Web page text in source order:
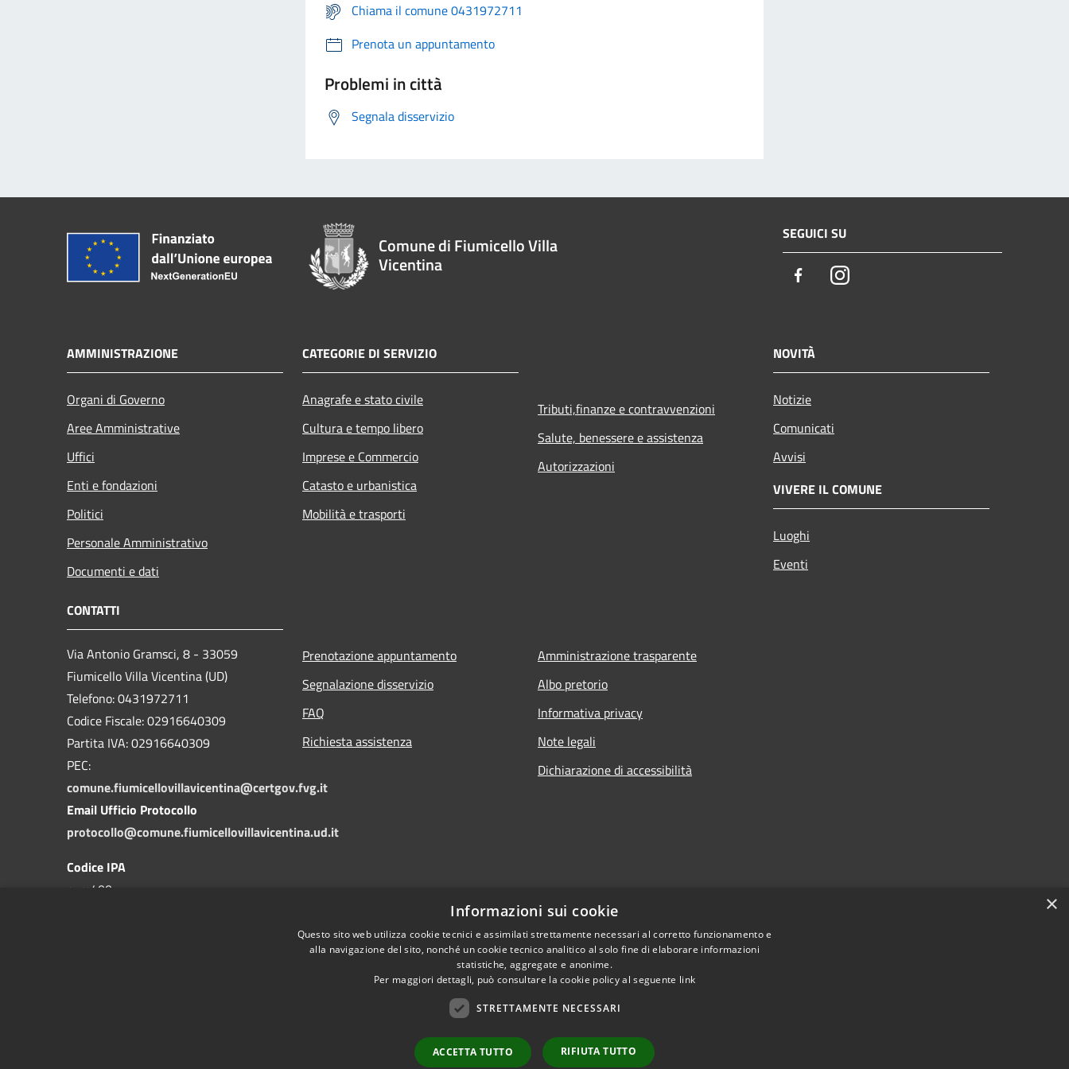
Chiama il comune 0431972711
Prenota un appuntamento
Problemi in città
Segnala disservizio
Comune di Fiumicello Villa
Vicentina
SEGUICI SU
FacebookInstagram
AMMINISTRAZIONE
Organi di Governo
Aree Amministrative
Uffici
Enti e fondazioni
Politici
Personale Amministrativo
Documenti e dati
CATEGORIE DI SERVIZIO
Anagrafe e stato civile
Cultura e tempo libero
Imprese e Commercio
Catasto e urbanistica
Mobilità e trasporti
Tributi,finanze e contravvenzioni
Salute, benessere e assistenza
Autorizzazioni
NOVITÀ
Notizie
Comunicati
Avvisi
VIVERE IL COMUNE
Luoghi
Eventi
CONTATTI
Via Antonio Gramsci, 8 - 33059
Fiumicello Villa Vicentina (UD)
Telefono: 0431972711
Codice Fiscale: 02916640309
Partita IVA: 02916640309
PEC:
comune.fiumicellovillavicentina@certgov.fvg.it
Email Ufficio Protocollo
protocollo@comune.fiumicellovillavicentina.ud.it
Codice IPA
c_m400
Prenotazione appuntamento
Segnalazione disservizio
FAQ
Richiesta assistenza
Amministrazione trasparente
Albo pretorio
Informativa privacy
Note legali
Dichiarazione di accessibilità
×
Informazioni sui cookie
Questo sito web utilizza cookie tecnici e assimilati strettamente necessari al corretto funzionamento e
alla navigazione del sito, nonché un cookie tecnico analitico al solo fine di elaborare informazioni
statistiche, aggregate e anonime.
Per maggiori dettagli, può consultare la cookie policy al seguente link
STRETTAMENTE NECESSARI
ACCETTA TUTTO RIFIUTA TUTTO